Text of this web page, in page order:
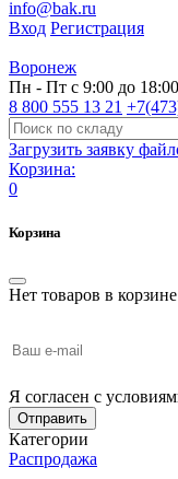
info@bak.ru
Вход Регистрация
Воронеж
Пн - Пт с 9:00 до 18:00
8 800 555 13 21
Загрузить заявку
Корзина:
0
Корзина
Нет товаров в корзине
Я согласен с
Отправить
Категории
Распродажа